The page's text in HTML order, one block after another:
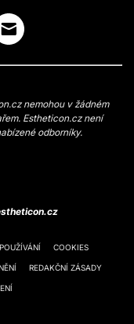
nemohou v žádném
Estheticon.cz není
odborníky.
COOKIES
REDAKČNÍ ZÁSADY